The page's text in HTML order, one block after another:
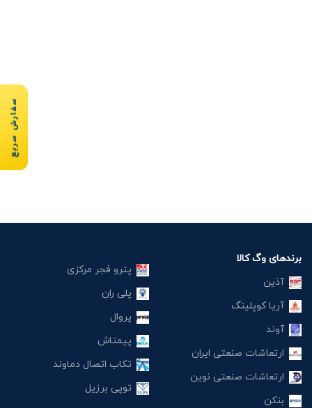
برندهای وگ کالا
آذین
آریا کوپلینگ
آوند
ارتعاشات صنعتی ایران
ارتعاشات صنعتی نوین
بنکن
پترو فجر مرکزی
پلی ران
پروال
پیمتاش
تکاب اتصال دماوند
توپی برزیل
سفارش سریع